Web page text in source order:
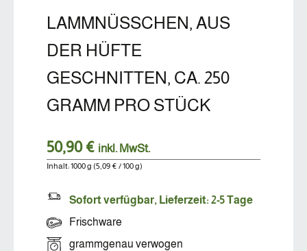
LAMMNÜSSCHEN, AUS
DER HÜFTE
GESCHNITTEN, CA. 250
GRAMM PRO STÜCK
50,90 € inkl. MwSt.
Inhalt:1000 g (5,09 € / 100 g)
Sofort verfügbar, Lieferzeit: 2-5 Tage
Frischware
grammgenau verwogen